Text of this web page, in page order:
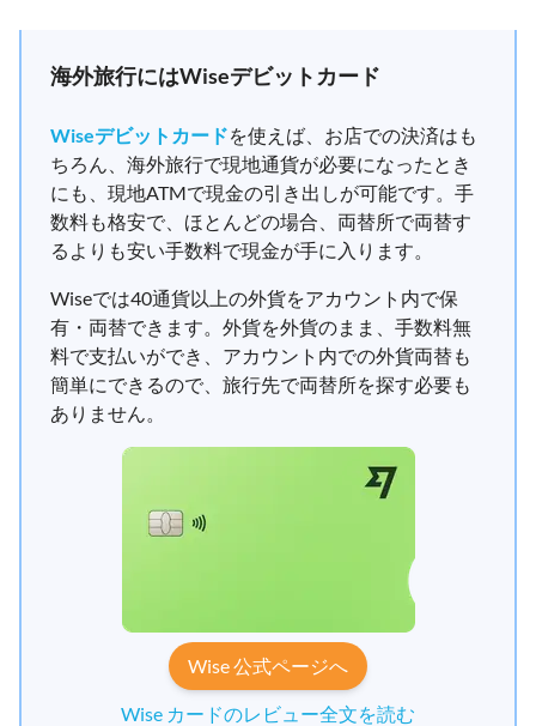
海外旅行にはWiseデビットカード
Wiseデビットカードを使えば、お店での決済はも
ちろん、海外旅行で現地通貨が必要になったとき
にも、現地ATMで現金の引き出しが可能です。手
数料も格安で、ほとんどの場合、両替所で両替す
るよりも安い手数料で現金が手に入ります。
Wiseでは40通貨以上の外貨をアカウント内で保
有・両替できます。外貨を外貨のまま、手数料無
料で支払いができ、アカウント内での外貨両替も
簡単にできるので、旅行先で両替所を探す必要も
ありません。
Wise 公式ページへ
Wise カードのレビュー全文を読む